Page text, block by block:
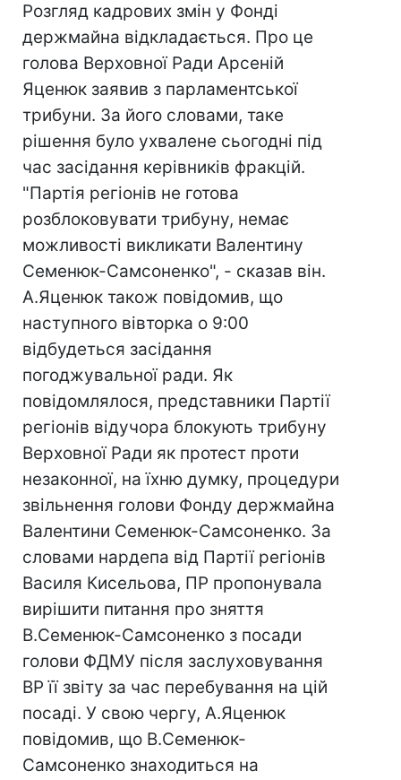
Розгляд кадрових змін у Фонді
держмайна відкладається. Про це
голова Верховної Ради Арсеній
Яценюк заявив з парламентської
трибуни. За його словами, таке
рішення було ухвалене сьогодні під
час засідання керівників фракцій.
"Партія регіонів не готова
розблоковувати трибуну, немає
можливості викликати Валентину
Семенюк-Самсоненко", - сказав він.
А.Яценюк також повідомив, що
наступного вівторка о 9:00
відбудеться засідання
погоджувальної ради. Як
повідомлялося, представники Партії
регіонів відучора блокують трибуну
Верховної Ради як протест проти
незаконної, на їхню думку, процедури
звільнення голови Фонду держмайна
Валентини Семенюк-Самсоненко. За
словами нардепа від Партії регіонів
Василя Кисельова, ПР пропонувала
вирішити питання про зняття
В.Семенюк-Самсоненко з посади
голови ФДМУ після заслуховування
ВР її звіту за час перебування на цій
посаді. У свою чергу, А.Яценюк
повідомив, що В.Семенюк-
Самсоненко знаходиться на